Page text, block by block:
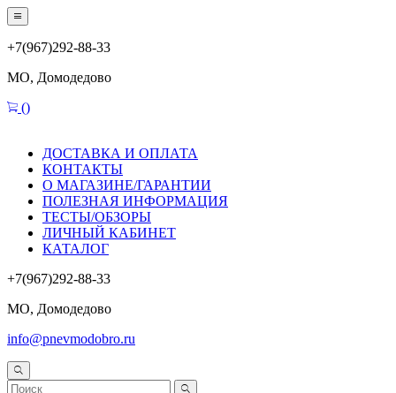
+7(967)292-88-33
МО, Домодедово
()
ДОСТАВКА И ОПЛАТА
КОНТАКТЫ
О МАГАЗИНЕ/ГАРАНТИИ
ПОЛЕЗНАЯ ИНФОРМАЦИЯ
ТЕСТЫ/ОБЗОРЫ
ЛИЧНЫЙ КАБИНЕТ
КАТАЛОГ
+7(967)292-88-33
МО, Домодедово
info@pnevmodobro.ru